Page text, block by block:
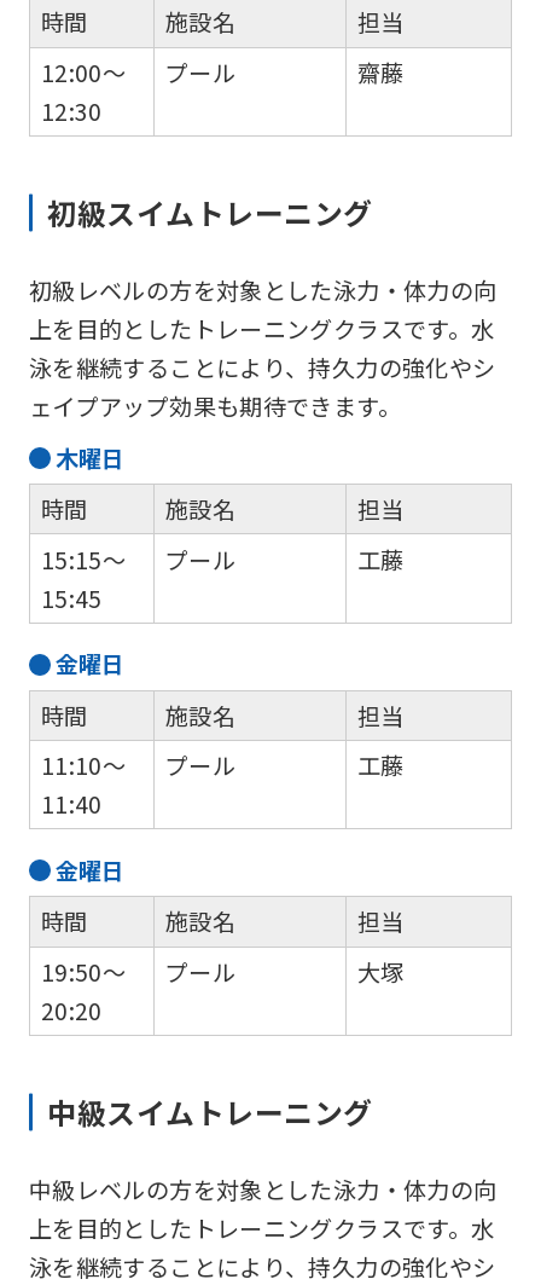
時間
12:00～
12:30
施設名
プール
担当
齋藤
初級スイムトレーニング
初級レベルの方を対象とした泳力・体力の向
上を目的としたトレーニングクラスです。水
泳を継続することにより、持久力の強化やシ
ェイプアップ効果も期待できます。
木曜日
時間
15:15～
15:45
施設名
プール
担当
工藤
金曜日
時間
11:10～
11:40
施設名
プール
担当
工藤
金曜日
時間
19:50～
20:20
施設名
プール
担当
大塚
中級スイムトレーニング
中級レベルの方を対象とした泳力・体力の向
上を目的としたトレーニングクラスです。水
泳を継続することにより、持久力の強化やシ